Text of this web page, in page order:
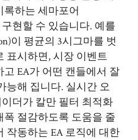
하는 세마포어
구현할 수 있습니다. 예를
이 평균의 3시그마를 벗
표시하면, 시장 이벤트
EA가 어떤 캔들에서 잘
능해 집니다. 실시간 오
더가 칼만 필터 최적화
절감하도록 도움을 줄
작동하는 EA 로직에 대한